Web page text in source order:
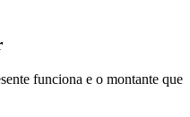
funciona e o montante que